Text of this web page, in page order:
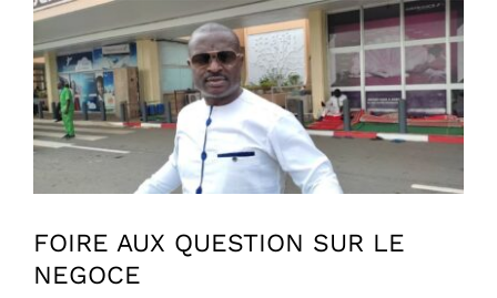
Voir
l'image
agrandie
FOIRE AUX QUESTION SUR LE
NEGOCE